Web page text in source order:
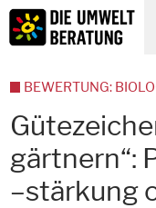
Inhalt
Suche
gärtnern“:
–stärkung
BEWERTUNG: